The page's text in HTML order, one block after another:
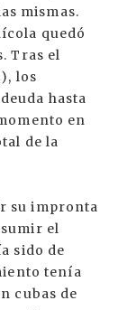
mismas.
quedó
Tras el
los
hasta
en
de la
su impronta
el
sido de
tenía
cubas de